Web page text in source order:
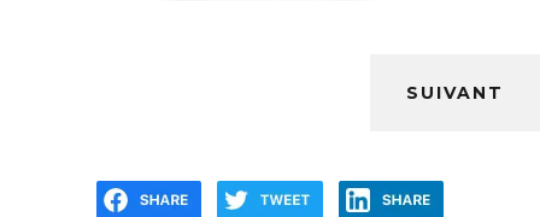
SUIVANT